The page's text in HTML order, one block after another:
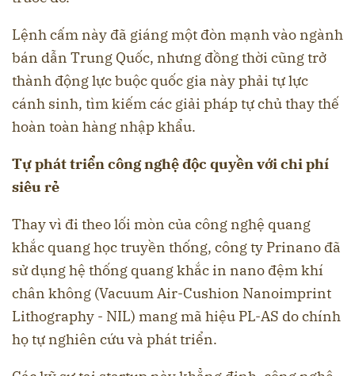
Lệnh cấm này đã giáng một đòn mạnh vào ngành
bán dẫn Trung Quốc, nhưng đồng thời cũng trở
thành động lực buộc quốc gia này phải tự lực
cánh sinh, tìm kiếm các giải pháp tự chủ thay thế
hoàn toàn hàng nhập khẩu.
Tự phát triển công nghệ độc quyền với chi phí
siêu rẻ
Thay vì đi theo lối mòn của công nghệ quang
khắc quang học truyền thống, công ty Prinano đã
sử dụng hệ thống quang khắc in nano đệm khí
chân không (Vacuum Air-Cushion Nanoimprint
Lithography - NIL) mang mã hiệu PL-AS do chính
họ tự nghiên cứu và phát triển.